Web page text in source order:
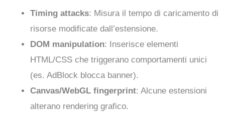
Timing attacks: Misura il tempo di caricamento di
risorse modificate dall’estensione.
DOM manipulation: Inserisce elementi
HTML/CSS che triggerano comportamenti unici
(es. AdBlock blocca banner).
Canvas/WebGL fingerprint: Alcune estensioni
alterano rendering grafico.